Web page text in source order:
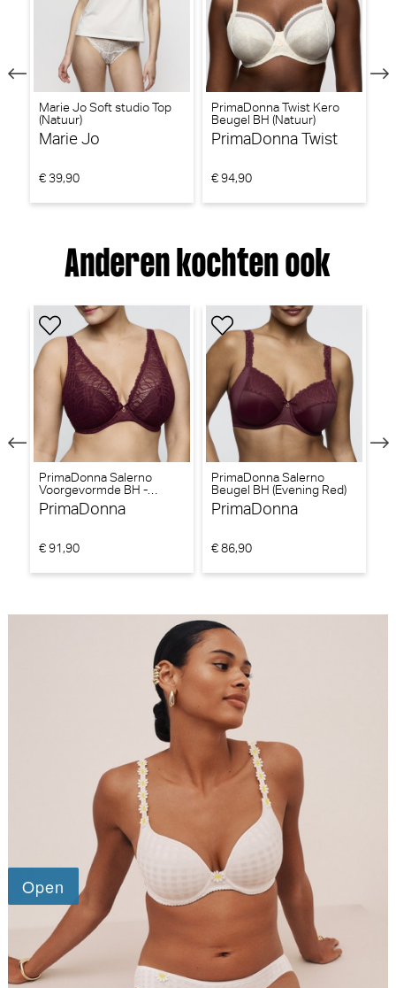
Marie Jo Soft studio Top
(Natuur)
Marie Jo
€ 39,90
PrimaDonna Twist Kero
Beugel BH (Natuur)
PrimaDonna Twist
€ 94,90
Anderen kochten ook
PrimaDonna Salerno
Voorgevormde BH -
Triangel BH (Evening Red)
PrimaDonna
€ 91,90
PrimaDonna Salerno
Beugel BH (Evening Red)
PrimaDonna
€ 86,90